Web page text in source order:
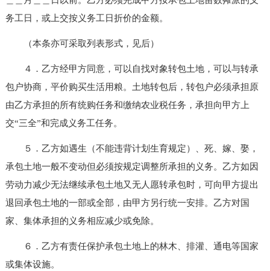
务工日，或上交按义务工日折价的金额。
（本条亦可采取列表形式，见后）
４．乙方经甲方同意，可以自找对象转包土地，可以与转承
包户协商，平价购买生活用粮。土地转包后，转包户必须承担原
由乙方承担的所有统购任务和缴纳农业税任务，承担向甲方上
交“三全”和完成义务工任务。
５．乙方如遇生（不能违背计划生育规定）、死、嫁、娶，
承包土地一般不变动但必须按规定调整所承担的义务。乙方如因
劳动力减少无法继续承包土地又无人愿转承包时，可向甲方提出
退回承包土地的一部或全部，由甲方另行统一安排。乙方对国
家、集体承担的义务相应减少或免除。
６．乙方有责任保护承包土地上的林木、排灌、通电等国家
或集体设施。